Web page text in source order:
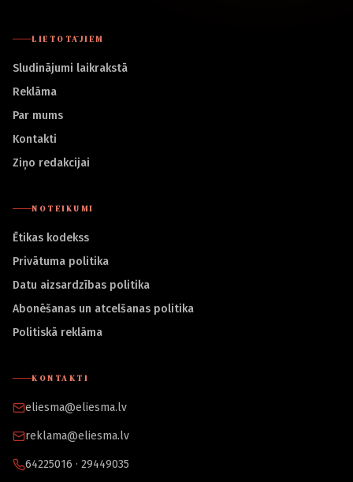
LIETOTĀJIEM
Sludinājumi laikrakstā
Reklāma
Par mums
Kontakti
Ziņo redakcijai
NOTEIKUMI
Ētikas kodekss
Privātuma politika
Datu aizsardzības politika
Abonēšanas un atcelšanas politika
Politiskā reklāma
KONTAKTI
eliesma@eliesma.lv
reklama@eliesma.lv
64225016 · 29449035